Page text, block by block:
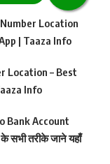
Location
| Taaza Info
Location – Best
Info
Bank Account
सभी तरीके जाने यहाँ